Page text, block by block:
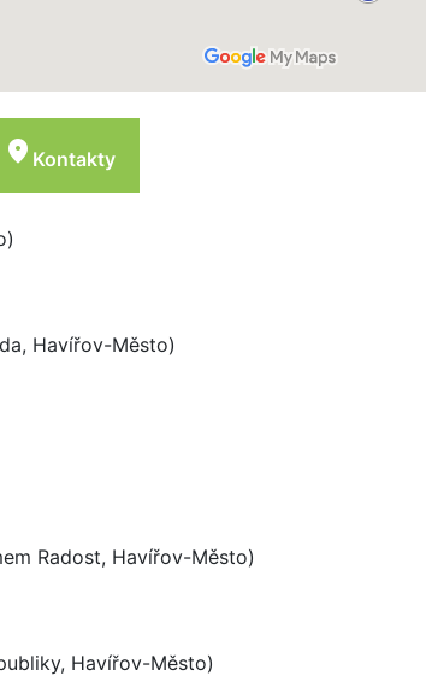
location_on Kontakty
Havířov-Město)
Radost, Havířov-Město)
Havířov-Město)